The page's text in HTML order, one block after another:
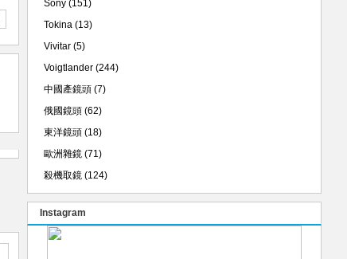
Sony (151)
Tokina (13)
Vivitar (5)
Voigtlander (244)
中國產鏡頭 (7)
俄國鏡頭 (62)
東洋鏡頭 (18)
歐洲雜鏡 (71)
殺機取鏡 (124)
Instagram